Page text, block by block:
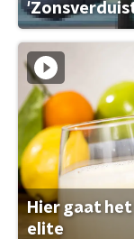
Hier gaat
elite